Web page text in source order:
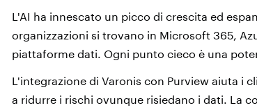
L'AI ha innescato un picco di crescita ed
organizzazioni si trovano in Microsoft 365,
piattaforme dati. Ogni punto cieco è una
L'integrazione di Varonis con Purview aiuta i
a ridurre i rischi ovunque risiedano i dati. La